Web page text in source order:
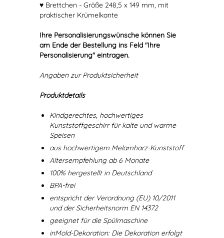
♥ Brettchen - Größe 248,5 x 149 mm, mit
praktischer Krümelkante
Ihre Personalisierungswünsche können Sie
am Ende der Bestellung ins Feld "Ihre
Personalisierung" eintragen.
Angaben zur Produktsicherheit
Produktdetails
Kindgerechtes, hochwertiges
Kunststoffgeschirr für kalte und warme
Speisen
aus hochwertigem Melamharz-Kunststoff
Altersempfehlung ab 6 Monate
100% hergestellt in Deutschland
BPA-frei
entspricht der Verordnung (EU) 10/2011
und der Sicherheitsnorm EN 14372
geeignet für die Spülmaschine
inMold-Dekoration: Die Dekoration erfolgt